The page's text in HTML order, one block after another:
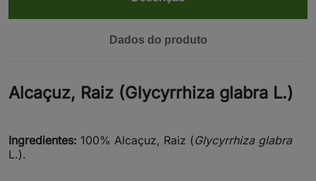
Dados do produto
Alcaçuz, Raiz (Glycyrrhiza glabra L.)
Ingredientes: 100% Alcaçuz, Raiz (Glycyrrhiza glabra
L.).